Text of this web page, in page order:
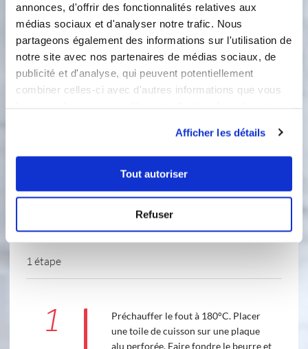
annonces, d'offrir des fonctionnalités relatives aux
médias sociaux et d'analyser notre trafic. Nous
partageons également des informations sur l'utilisation de
notre site avec nos partenaires de médias sociaux, de
publicité et d'analyse, qui peuvent potentiellement
combiner celles-ci avec d'autres informations que vous
Afficher les détails
Tout autoriser
Refuser
60 gramme(s)de blanc(s) d’œuf(s)
50 gramme(s)de beurre fondu
1/2 zeste(s)d'orange(s)
1 étape
1
Préchauffer le fout à 180°C. Placer
une toile de cuisson sur une plaque
alu perforée. Faire fondre le beurre et